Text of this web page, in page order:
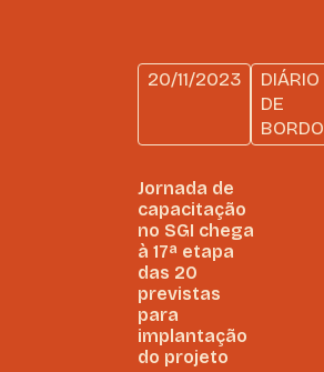
20/11/2023
DIÁRIO
DE
BORDO
Jornada de
capacitação
no SGI chega
à 17ª etapa
das 20
previstas
para
implantação
do projeto